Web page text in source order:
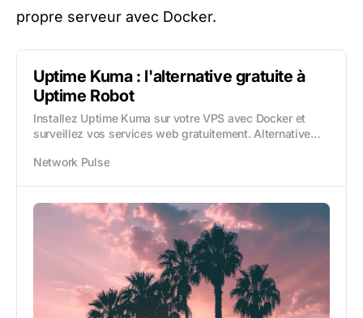
propre serveur avec Docker.
Uptime Kuma : l'alternative gratuite à
Uptime Robot
Installez Uptime Kuma sur votre VPS avec Docker et
surveillez vos services web gratuitement. Alternative
Network Pulse